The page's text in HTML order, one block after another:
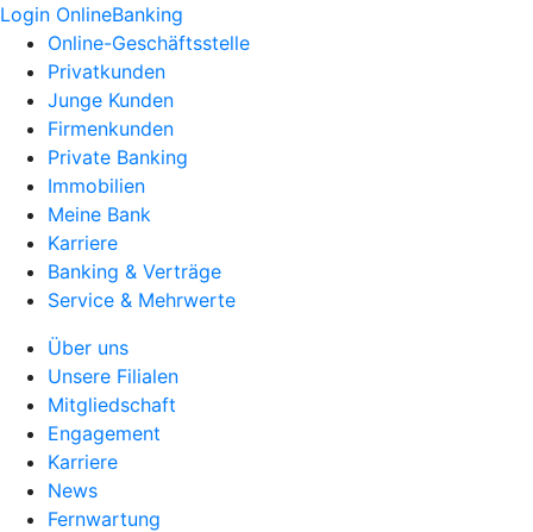
Login OnlineBanking
Online-Geschäftsstelle
Privatkunden
Junge Kunden
Firmenkunden
Private Banking
Immobilien
Meine Bank
Karriere
Banking & Verträge
Service & Mehrwerte
Über uns
Unsere Filialen
Mitgliedschaft
Engagement
Karriere
News
Fernwartung